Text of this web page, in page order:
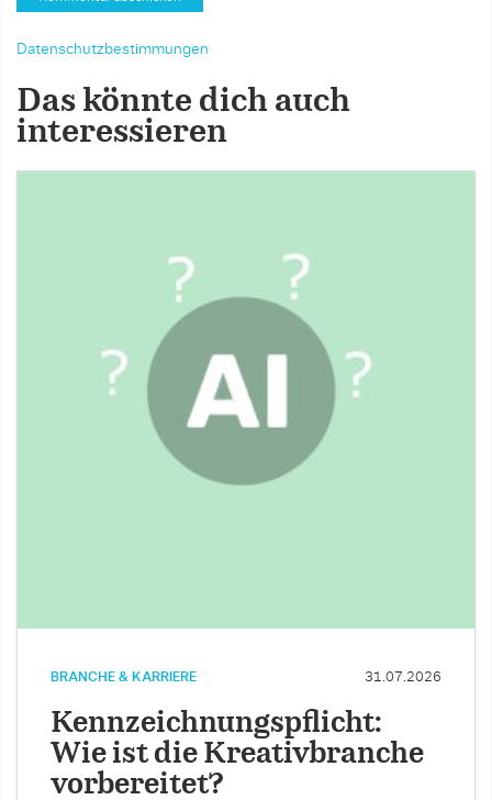
Datenschutzbestimmungen
Das könnte dich auch
interessieren
BRANCHE & KARRIERE 31.07.2026
Kennzeichnungspflicht:
Wie ist die Kreativbranche
vorbereitet?